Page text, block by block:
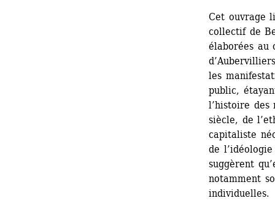
Cet ouvrage
collectif de
élaborées au
les
public,
l’histoire des
siècle, de
capitaliste
de
suggèrent
notamment
individuelles.